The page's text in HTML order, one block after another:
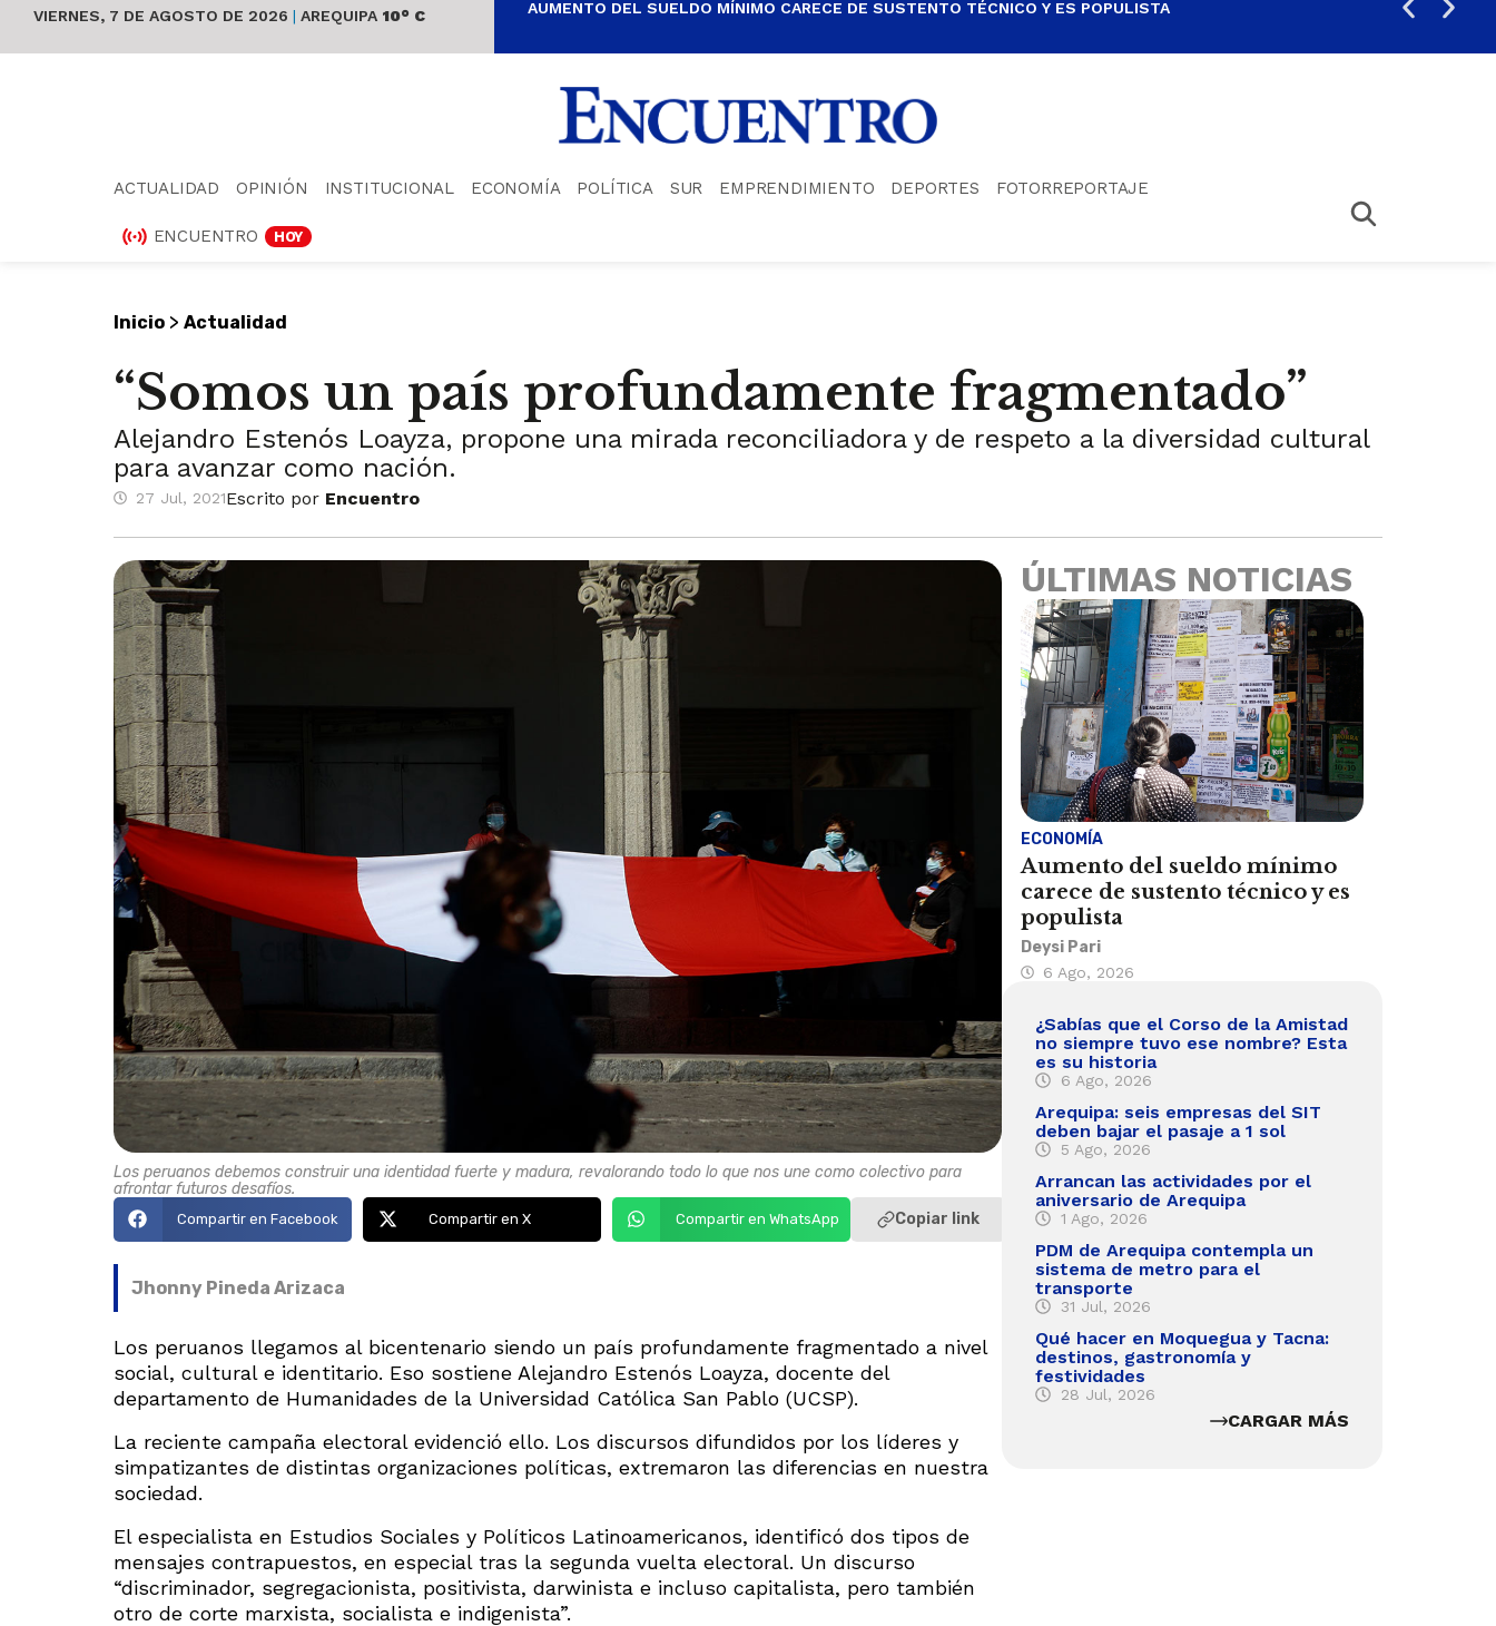
VIERNES, 7 DE AGOSTO DE 2026 | AREQUIPA 10° C AUMENTO DEL SUELDO MÍNIMO CARECE DE SUSTENTO TÉCNICO Y ES POPULISTA
ACTUALIDAD OPINIÓN INSTITUCIONAL ECONOMÍA POLÍTICA SUR EMPRENDIMIENTO DEPORTES FOTORREPORTAJE
ENCUENTRO HOY
Inicio > Actualidad
“Somos un país profundamente fragmentado”
Alejandro Estenós Loayza, propone una mirada reconciliadora y de respeto a la diversidad cultural
para avanzar como nación.
27 Jul, 2021Escrito por Encuentro
Los peruanos debemos construir una identidad fuerte y madura, revalorando todo lo que nos une como colectivo para
afrontar futuros desafíos.
Compartir en Facebook Compartir en X Compartir en WhatsApp Copiar link
Jhonny Pineda Arizaca
Los peruanos llegamos al bicentenario siendo un país profundamente fragmentado a nivel
social, cultural e identitario. Eso sostiene Alejandro Estenós Loayza, docente del
departamento de Humanidades de la Universidad Católica San Pablo (UCSP).
La reciente campaña electoral evidenció ello. Los discursos difundidos por los líderes y
simpatizantes de distintas organizaciones políticas, extremaron las diferencias en nuestra
sociedad.
El especialista en Estudios Sociales y Políticos Latinoamericanos, identificó dos tipos de
mensajes contrapuestos, en especial tras la segunda vuelta electoral. Un discurso
“discriminador, segregacionista, positivista, darwinista e incluso capitalista, pero también
otro de corte marxista, socialista e indigenista”.
ÚLTIMAS NOTICIAS
ECONOMÍA
Aumento del sueldo mínimo
carece de sustento técnico y es
populista
Deysi Pari
6 Ago, 2026
¿Sabías que el Corso de la Amistad
no siempre tuvo ese nombre? Esta
es su historia
6 Ago, 2026
Arequipa: seis empresas del SIT
deben bajar el pasaje a 1 sol
5 Ago, 2026
Arrancan las actividades por el
aniversario de Arequipa
1 Ago, 2026
PDM de Arequipa contempla un
sistema de metro para el
transporte
31 Jul, 2026
Qué hacer en Moquegua y Tacna:
destinos, gastronomía y
festividades
28 Jul, 2026
CARGAR MÁS